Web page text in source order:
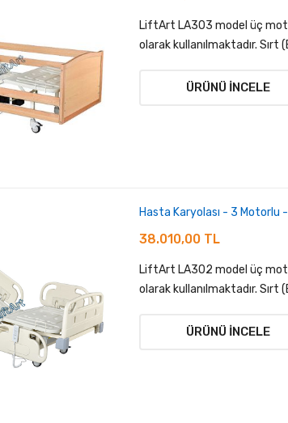
LiftArt LA303 model üç
olarak kullanılmaktadır. Sırt
ÜRÜNÜ İNCELE
Hasta Karyolası - 3 Motorlu
38.010,00 TL
LiftArt LA302 model üç
olarak kullanılmaktadır. Sırt
ÜRÜNÜ İNCELE